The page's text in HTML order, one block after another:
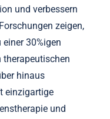
und verbessern
zeigen,
30%igen
therapeutischen
hinaus
einzigartige
und